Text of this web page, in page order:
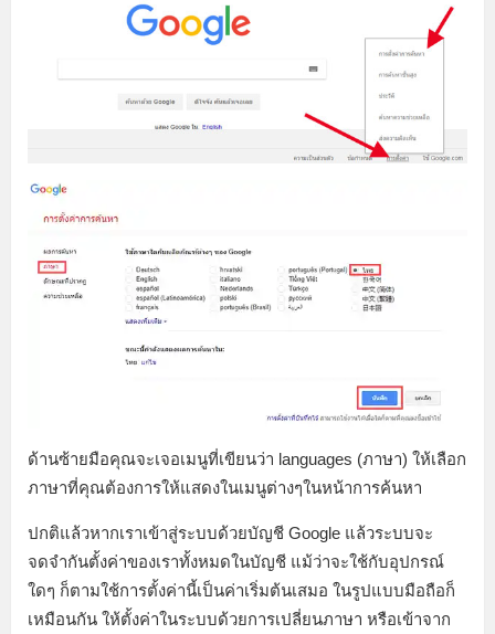
ด้านซ้ายมือคุณจะเจอเมนูที่เขียนว่า languages (ภาษา) ให้เลือก
ภาษาที่คุณต้องการให้แสดงในเมนูต่างๆในหน้าการค้นหา
ปกติแล้วหากเราเข้าสู่ระบบด้วยบัญชี Google แล้วระบบจะ
จดจำกันตั้งค่าของเราทั้งหมดในบัญชี แม้ว่าจะใช้กับอุปกรณ์
ใดๆ ก็ตามใช้การตั้งค่านี้เป็นค่าเริ่มต้นเสมอ ในรูปแบบมือถือก็
เหมือนกัน ให้ตั้งค่าในระบบด้วยการเปลี่ยนภาษา หรือเข้าจาก